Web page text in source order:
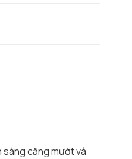
sáng căng mướt và